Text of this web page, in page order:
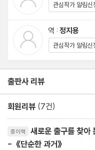
관심작가 알림신
역 : 정지용
관심작가 알림신
출판사 리뷰
회원리뷰 (7건)
종이책
새로운 출구를 찾아
- 《단순한 과거》